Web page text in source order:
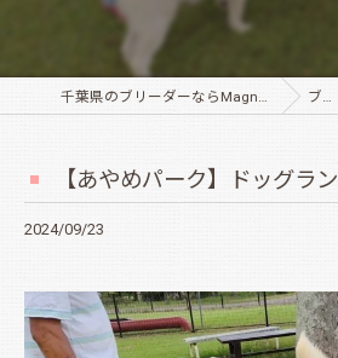
千葉県のブリーダーならMagnolia Dog Site ブログ
【あやめパーク】ドッグラン
2024/09/23